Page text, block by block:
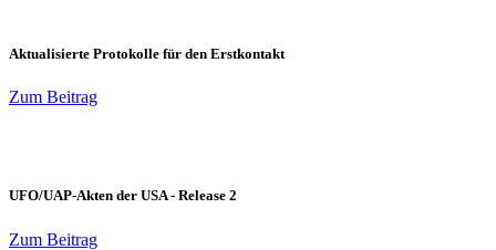
Aktualisierte Protokolle für den Erstkontakt
Zum Beitrag
UFO/UAP-Akten der USA - Release 2
Zum Beitrag